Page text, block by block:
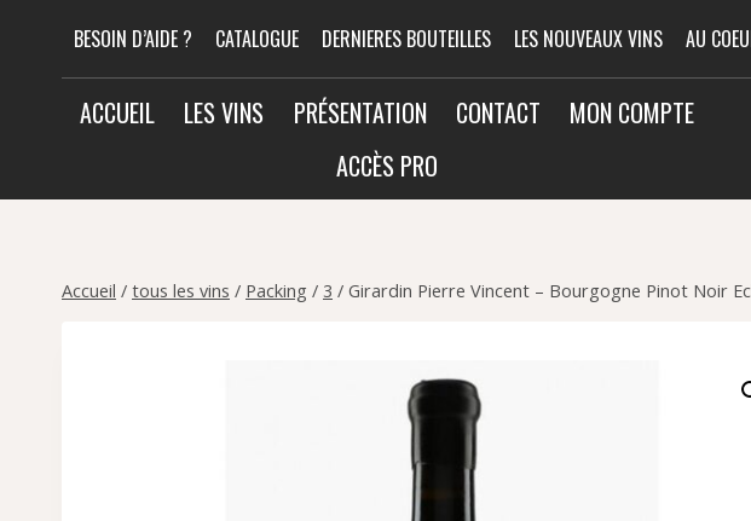
contenu
BESOIN D’AIDE ? CATALOGUE DERNIERES BOUTEILLES LES NOUVEAUX VINS AU
ACCUEIL LES VINS PRÉSENTATION CONTACT
MON COMPTE
ACCÈS PRO
Accueil / tous les vins / Packing / 3 / Girardin Pierre Vincent – Bourgogne Pinot Noir